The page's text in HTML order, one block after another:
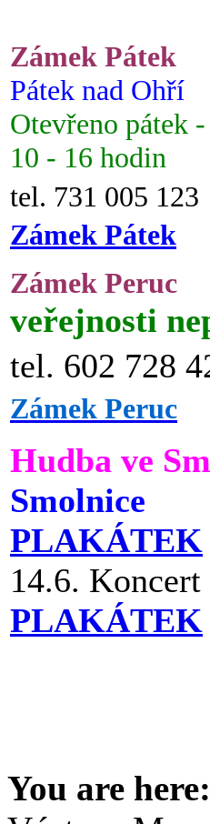
Zámek Pátek
Pátek nad Ohří
Otevřeno pátek
10 - 16 hodin
tel. 731 005 123
Zámek Pátek
Zámek Peruc
veřejnosti
tel. 602 728
Zámek Peruc
Hudba ve
Smolnice
PLAKÁTEK
14.6. Koncert
PLAKÁTEK
You are here: